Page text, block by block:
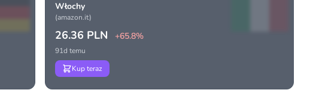
Włochy
(amazon.it)
26.36 PLN +65.8%
91d temu
Kup teraz